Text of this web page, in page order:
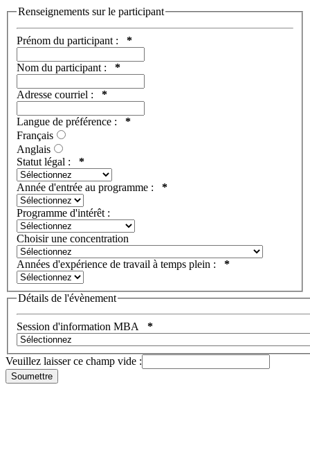
Renseignements sur le participant
Prénom du participant : *
Nom du participant : *
Adresse courriel : *
Langue de préférence : *
Français
Anglais
Statut légal : *
Année d'entrée au programme : *
Programme d'intérêt :
Choisir une concentration
Années d'expérience de travail à temps plein : *
Détails de l'évènement
Session d'information MBA *
Veuillez laisser ce champ vide :